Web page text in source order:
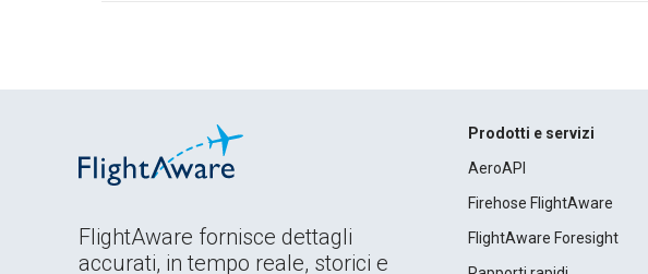
FlightAware fornisce dettagli
accurati, in tempo reale, storici e
Prodotti e servizi
AeroAPI
Firehose FlightAware
FlightAware Foresight